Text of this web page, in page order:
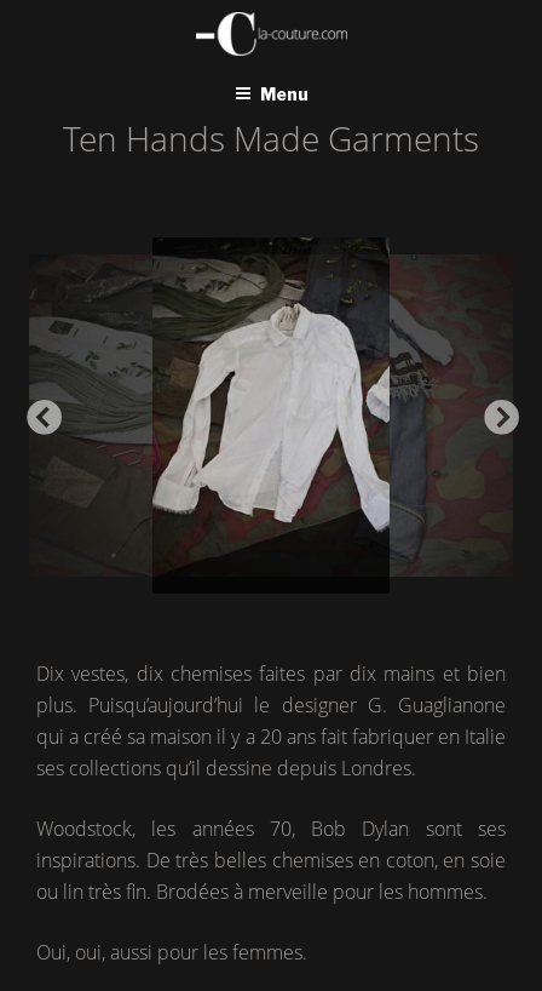
Menu
Ten Hands Made Garments
Dix vestes, dix chemises faites par dix mains et bien
plus. Puisqu’aujourd’hui le designer G. Guaglianone
qui a créé sa maison il y a 20 ans fait fabriquer en Italie
ses collections qu’il dessine depuis Londres.
Woodstock, les années 70, Bob Dylan sont ses
inspirations. De très belles chemises en coton, en soie
ou lin très fin. Brodées à merveille pour les hommes.
Oui, oui, aussi pour les femmes.